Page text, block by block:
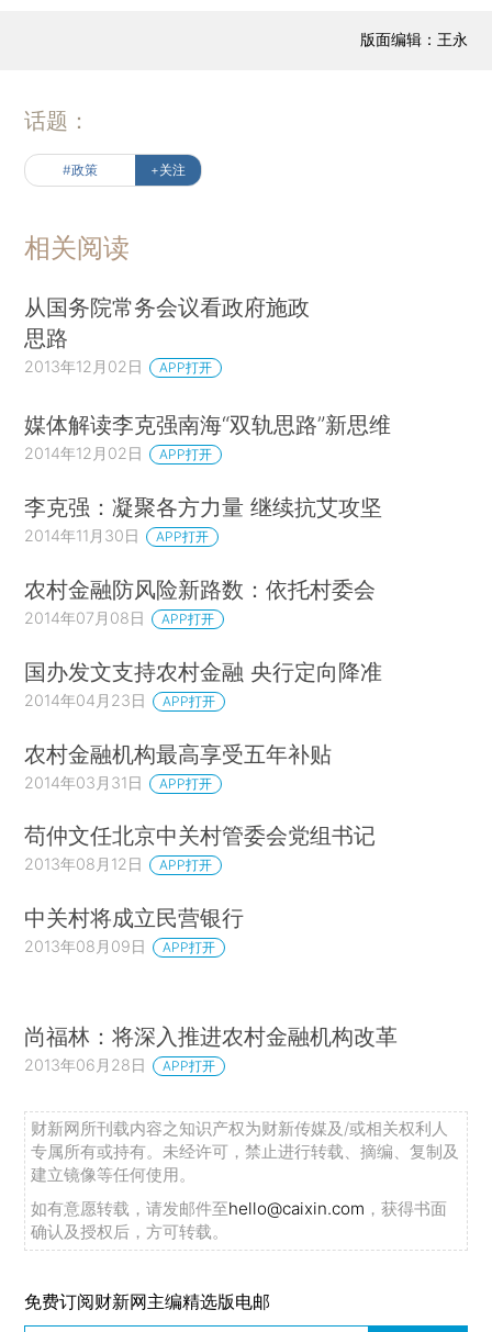
版面编辑：王永
话题：
#政策 +关注
相关阅读
从国务院常务会议看政府施政
思路
2013年12月02日 APP打开
媒体解读李克强南海“双轨思路”新思维
2014年12月02日 APP打开
李克强：凝聚各方力量 继续抗艾攻坚
2014年11月30日 APP打开
农村金融防风险新路数：依托村委会
2014年07月08日 APP打开
国办发文支持农村金融 央行定向降准
2014年04月23日 APP打开
农村金融机构最高享受五年补贴
2014年03月31日 APP打开
苟仲文任北京中关村管委会党组书记
2013年08月12日 APP打开
中关村将成立民营银行
2013年08月09日 APP打开
尚福林：将深入推进农村金融机构改革
2013年06月28日 APP打开
财新网所刊载内容之知识产权为财新传媒及/或相关权利人
专属所有或持有。未经许可，禁止进行转载、摘编、复制及
建立镜像等任何使用。
如有意愿转载，请发邮件至hello@caixin.com ，获得书面
确认及授权后，方可转载。
免费订阅财新网主编精选版电邮